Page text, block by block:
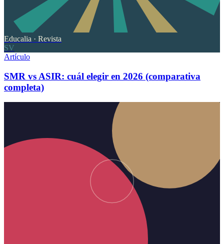
Educalia · Revista
SV
Artículo
SMR vs ASIR: cuál elegir en 2026 (comparativa
completa)